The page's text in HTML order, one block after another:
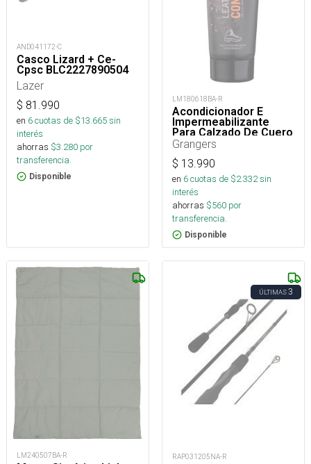
AND041172-C
Casco Lizard + Ce-
Cpsc BLC2227890504
Lazer
$ 81.990
en 6cuotas de $13.665sin
interés
ahorras $3.280 por
transferencia.
Disponible
LM180618BA-R
Acondicionador E
Impermeabilizante
Para Calzado De Cuero
75 Ml
Grangers
$ 13.990
en 6cuotas de $2.332sin
interés
ahorras $560 por
transferencia.
Disponible
LM240507BA-R
ÚLTIMAS3
RAP031205NA-R